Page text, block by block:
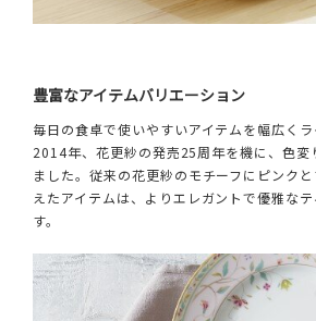
豊富なアイテムバリエーション
毎日の食卓で使いやすいアイテムを幅広くラ
2014年、花更紗の発売25周年を機に、色変
ました。従来の花更紗のモチーフにピンク
えたアイテムは、よりエレガントで優雅な
す。